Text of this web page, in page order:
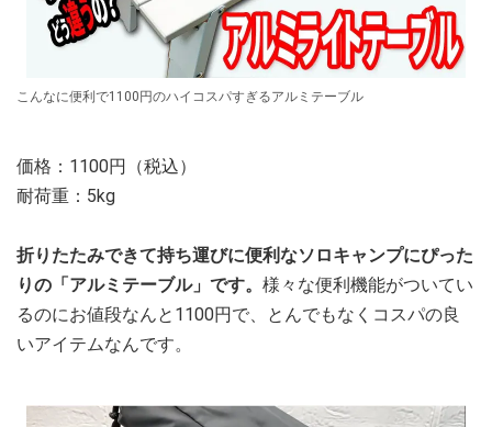
こんなに便利で1100円のハイコスパすぎるアルミテーブル
価格：1100円（税込）
耐荷重：5kg
折りたたみできて持ち運びに便利なソロキャンプにぴった
りの「アルミテーブル」です。 様々な便利機能がついてい
るのにお値段なんと1100円で、とんでもなくコスパの良
いアイテムなんです。